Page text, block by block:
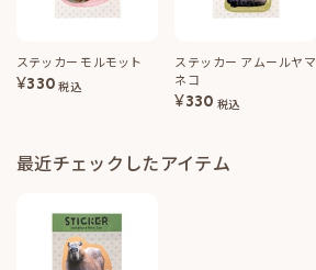
ステッカー モルモット
¥330 税込
ステッカー アムールヤマ
ネコ
¥330 税込
最近チェックしたアイテム